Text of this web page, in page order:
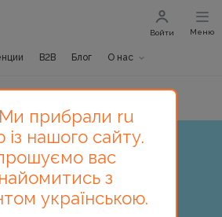
B2B Блог О нас
Войти Меню
прибрали ru
із нашого сайту.
вас
з
українською.